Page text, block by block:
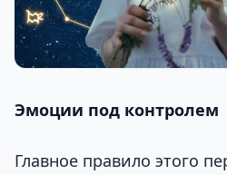
Эмоции под контролем
Главное правило этого